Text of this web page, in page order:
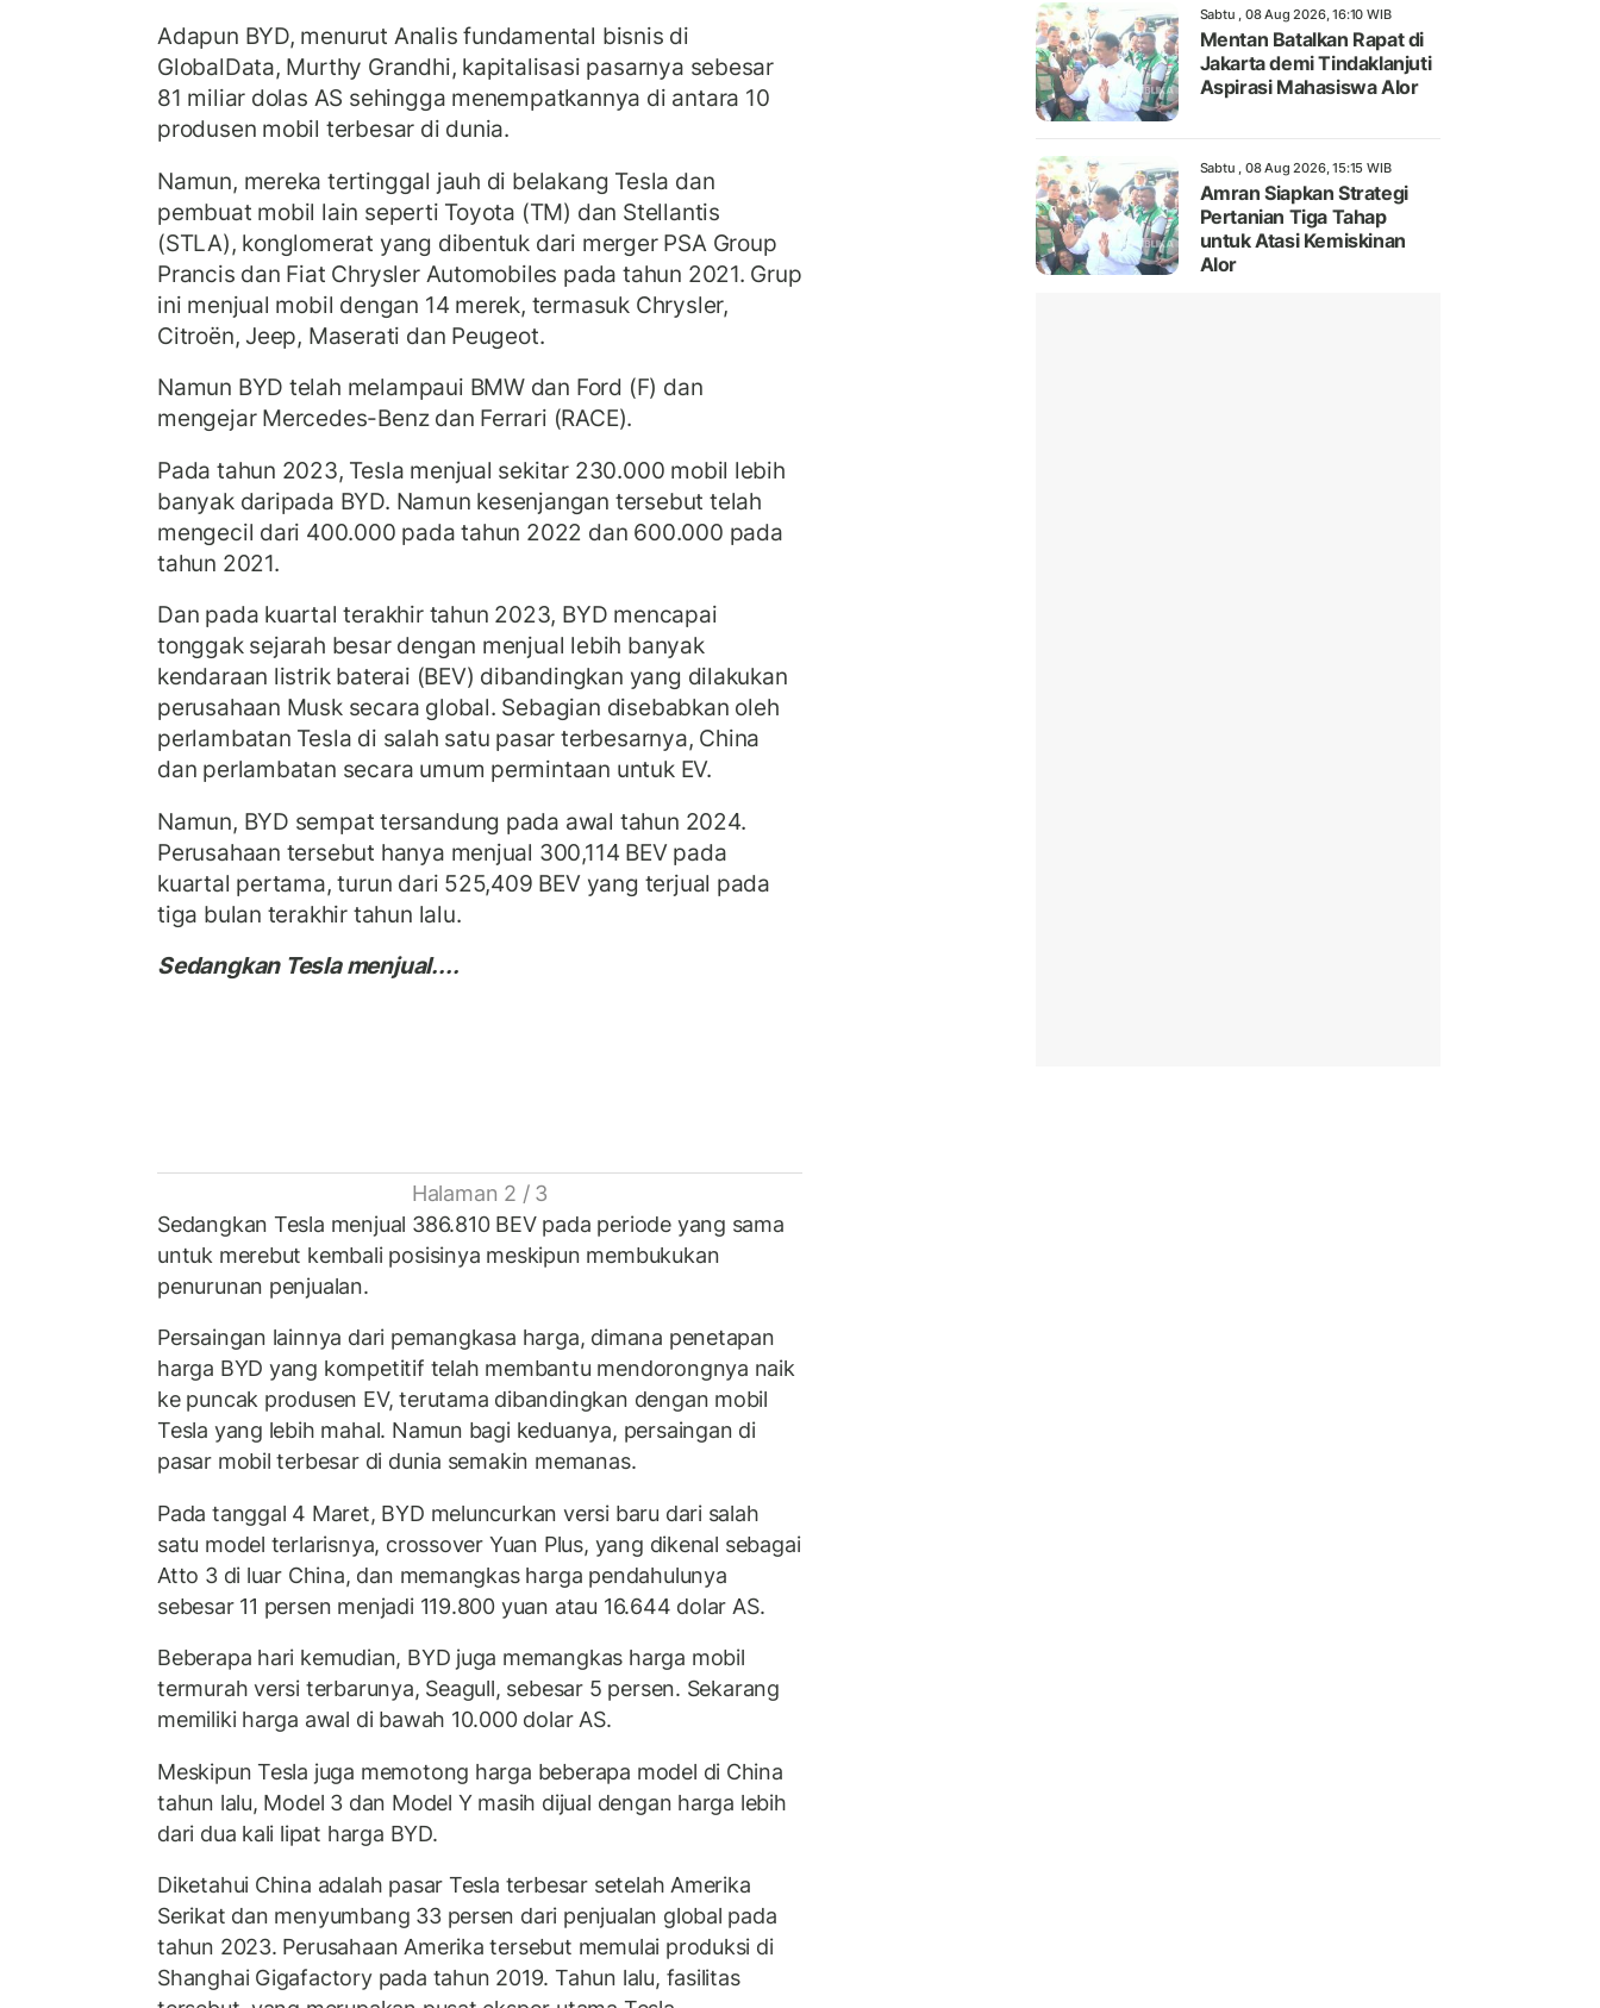
Adapun BYD, menurut Analis fundamental bisnis di
GlobalData, Murthy Grandhi, kapitalisasi pasarnya sebesar
81 miliar dolas AS sehingga menempatkannya di antara 10
produsen mobil terbesar di dunia.
Namun, mereka tertinggal jauh di belakang Tesla dan
pembuat mobil lain seperti Toyota (TM) dan Stellantis
(STLA), konglomerat yang dibentuk dari merger PSA Group
Prancis dan Fiat Chrysler Automobiles pada tahun 2021. Grup
ini menjual mobil dengan 14 merek, termasuk Chrysler,
Citroën, Jeep, Maserati dan Peugeot.
Namun BYD telah melampaui BMW dan Ford (F) dan
mengejar Mercedes-Benz dan Ferrari (RACE).
Pada tahun 2023, Tesla menjual sekitar 230.000 mobil lebih
banyak daripada BYD. Namun kesenjangan tersebut telah
mengecil dari 400.000 pada tahun 2022 dan 600.000 pada
tahun 2021.
Dan pada kuartal terakhir tahun 2023, BYD mencapai
tonggak sejarah besar dengan menjual lebih banyak
kendaraan listrik baterai (BEV) dibandingkan yang dilakukan
perusahaan Musk secara global. Sebagian disebabkan oleh
perlambatan Tesla di salah satu pasar terbesarnya, China
dan perlambatan secara umum permintaan untuk EV.
Namun, BYD sempat tersandung pada awal tahun 2024.
Perusahaan tersebut hanya menjual 300,114 BEV pada
kuartal pertama, turun dari 525,409 BEV yang terjual pada
tiga bulan terakhir tahun lalu.
Sedangkan Tesla menjual....
Halaman 2 / 3
Sedangkan Tesla menjual 386.810 BEV pada periode yang sama
untuk merebut kembali posisinya meskipun membukukan
penurunan penjualan.
Persaingan lainnya dari pemangkasa harga, dimana penetapan
harga BYD yang kompetitif telah membantu mendorongnya naik
ke puncak produsen EV, terutama dibandingkan dengan mobil
Tesla yang lebih mahal. Namun bagi keduanya, persaingan di
pasar mobil terbesar di dunia semakin memanas.
Pada tanggal 4 Maret, BYD meluncurkan versi baru dari salah
satu model terlarisnya, crossover Yuan Plus, yang dikenal sebagai
Atto 3 di luar China, dan memangkas harga pendahulunya
sebesar 11 persen menjadi 119.800 yuan atau 16.644 dolar AS.
Beberapa hari kemudian, BYD juga memangkas harga mobil
termurah versi terbarunya, Seagull, sebesar 5 persen. Sekarang
memiliki harga awal di bawah 10.000 dolar AS.
Meskipun Tesla juga memotong harga beberapa model di China
tahun lalu, Model 3 dan Model Y masih dijual dengan harga lebih
dari dua kali lipat harga BYD.
Diketahui China adalah pasar Tesla terbesar setelah Amerika
Serikat dan menyumbang 33 persen dari penjualan global pada
tahun 2023. Perusahaan Amerika tersebut memulai produksi di
Shanghai Gigafactory pada tahun 2019. Tahun lalu, fasilitas
Sabtu , 08 Aug 2026, 16:10 WIB
Mentan Batalkan Rapat di
Jakarta demi Tindaklanjuti
Aspirasi Mahasiswa Alor
Sabtu , 08 Aug 2026, 15:15 WIB
Amran Siapkan Strategi
Pertanian Tiga Tahap
untuk Atasi Kemiskinan
Alor